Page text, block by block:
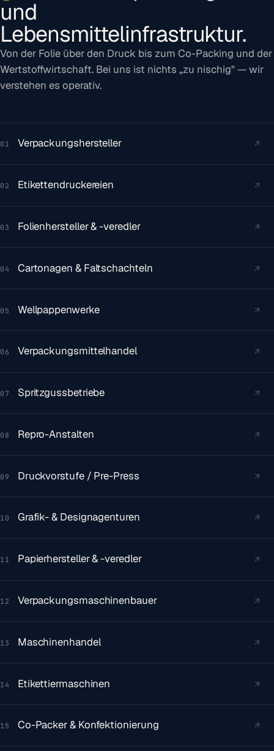
und
Lebensmittelinfrastruktur.
Von der Folie über den Druck bis zum Co-Packing und der
Wertstoff­wirtschaft. Bei uns ist nichts „zu nischig" — wir
verstehen es operativ.
01 Verpackungshersteller ↗
02 Etikettendruckereien ↗
03 Folienhersteller & -veredler ↗
04 Cartonagen & Faltschachteln ↗
05 Wellpappenwerke ↗
06 Verpackungsmittelhandel ↗
07 Spritzgussbetriebe ↗
08 Repro-Anstalten ↗
09 Druckvorstufe / Pre-Press ↗
10 Grafik- & Designagenturen ↗
11 Papierhersteller & -veredler ↗
12 Verpackungsmaschinenbauer ↗
13 Maschinen­handel ↗
14 Etikettiermaschinen ↗
15 Co-Packer & Konfektionierung ↗